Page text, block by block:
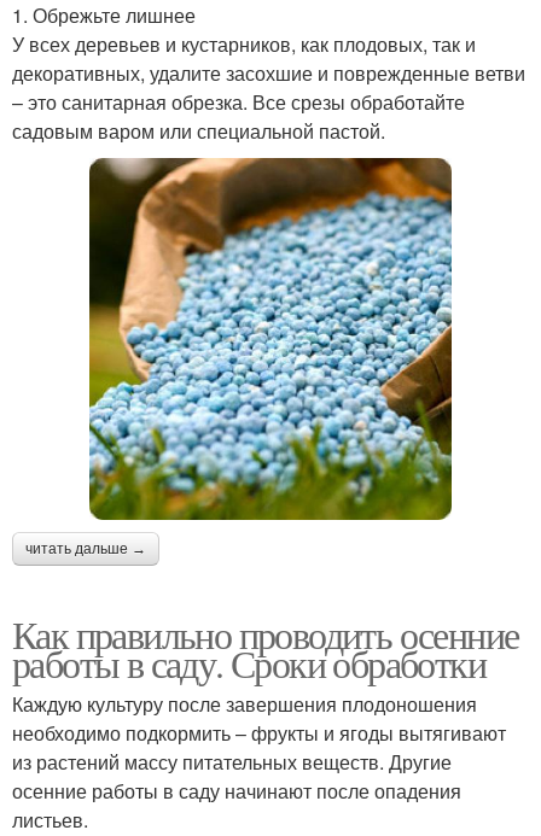
1. Обрежьте лишнее
У всех деревьев и кустарников, как плодовых, так и
декоративных, удалите засохшие и поврежденные ветви
– это санитарная обрезка. Все срезы обработайте
садовым варом или специальной пастой.
читать дальше →
Как правильно проводить осенние
работы в саду. Сроки обработки
Каждую культуру после завершения плодоношения
необходимо подкормить – фрукты и ягоды вытягивают
из растений массу питательных веществ. Другие
осенние работы в саду начинают после опадения
листьев.